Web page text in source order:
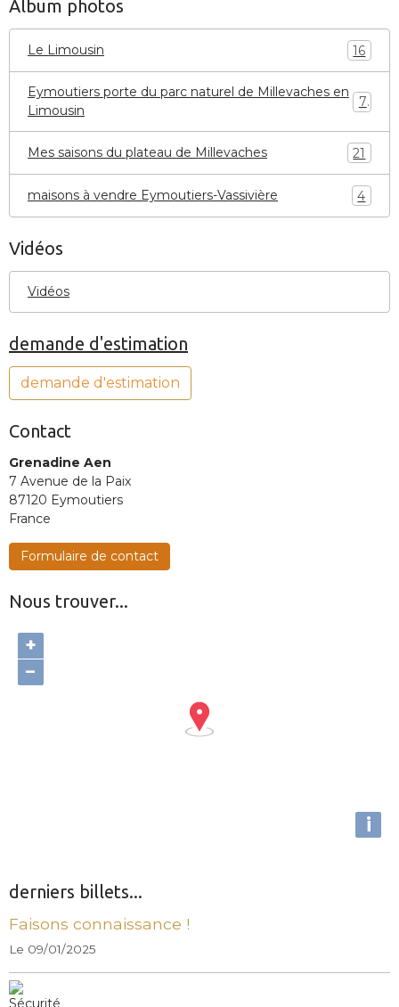
Album photos
Le Limousin 16
Eymoutiers porte du parc naturel de Millevaches en
Limousin
7
Mes saisons du plateau de Millevaches 21
maisons à vendre Eymoutiers-Vassivière 4
Vidéos
Vidéos
demande d'estimation
demande d'estimation
Contact
Grenadine Aen
7 Avenue de la Paix
87120 Eymoutiers
France
Formulaire de contact
Nous trouver...
+
−
i
derniers billets...
Faisons connaissance !
Le 09/01/2025